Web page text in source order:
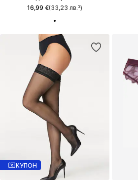
16,99 €(33,23 лв.³)
КУПОН